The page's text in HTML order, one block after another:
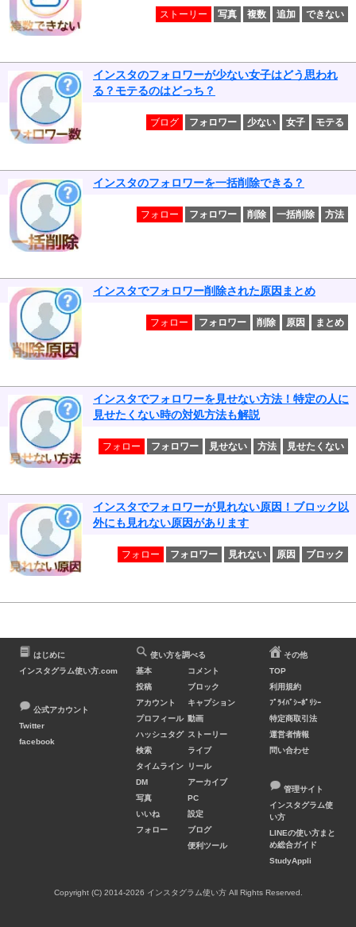
ストーリー 写真 複数 追加 できない
インスタのフォロワーが少ない女子はどう思われ
る？モテるのはどっち？
ブログ フォロワー 少ない 女子 モテる
インスタのフォロワーを一括削除できる？
フォロー フォロワー 削除 一括削除 方法
インスタでフォロワー削除された原因まとめ
フォロー フォロワー 削除 原因 まとめ
インスタでフォロワーを見せない方法！特定の人に
見せたくない時の対処方法も解説
フォロー フォロワー 見せない 方法 見せたくない
インスタでフォロワーが見れない原因！ブロック以
外にも見れない原因があります
フォロー フォロワー 見れない 原因 ブロック
はじめに
インスタグラム使い方.com
公式アカウント
Twitter
facebook
使い方を調べる
基本
投稿
アカウント
プロフィール
ハッシュタグ
検索
タイムライン
DM
写真
いいね
フォロー
コメント
ブロック
キャプション
動画
ストーリー
ライブ
リール
アーカイブ
PC
設定
ブログ
便利ツール
その他
TOP
利用規約
ﾌﾟﾗｲﾊﾞｼｰﾎﾟﾘｼｰ
特定商取引法
運営者情報
問い合わせ
管理サイト
インスタグラム使
い方
LINEの使い方まと
め総合ガイド
StudyAppli
Copyright (C) 2014-2026 インスタグラム使い方 All Rights Reserved.